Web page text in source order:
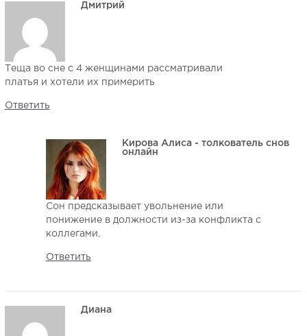
Дмитрий
Теща во сне с 4 женщинами рассматривали
платья и хотели их примерить
Ответить
Кирова Алиса - толкователь снов
онлайн
Сон предсказывает увольнение или
понижение в должности из-за конфликта с
коллегами.
Ответить
Диана